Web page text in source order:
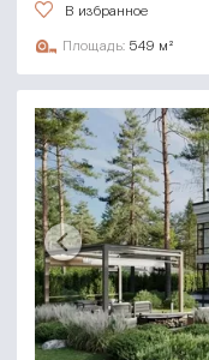
В избранное
Площадь: 549 м²